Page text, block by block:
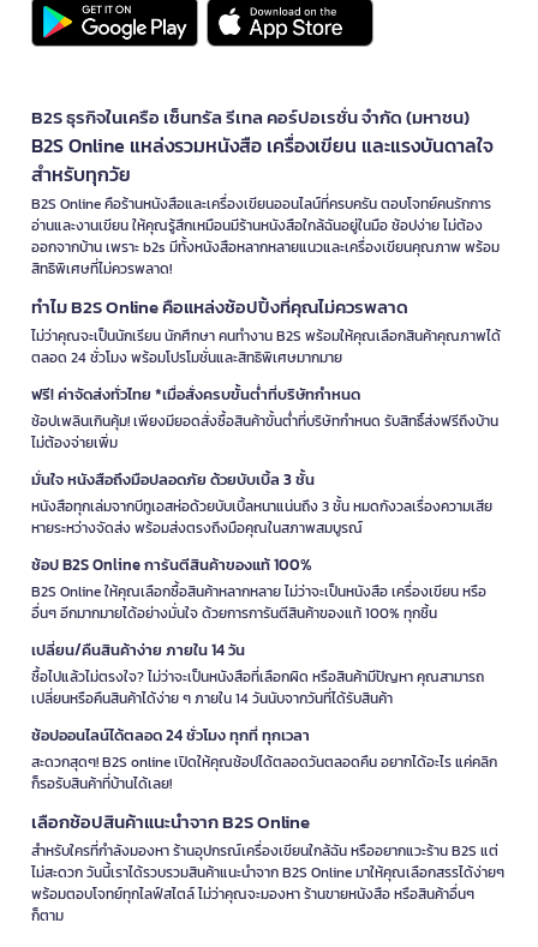
B2S ธุรกิจในเครือ เซ็นทรัล รีเทล คอร์ปอเรชั่น จำกัด (มหาชน)
B2S Online แหล่งรวมหนังสือ เครื่องเขียน และแรงบันดาลใจ
สำหรับทุกวัย
B2S Online คือร้านหนังสือและเครื่องเขียนออนไลน์ที่ครบครัน ตอบโจทย์คนรักการ
อ่านและงานเขียน ให้คุณรู้สึกเหมือนมีร้านหนังสือใกล้ฉันอยู่ในมือ ช้อปง่าย ไม่ต้อง
ออกจากบ้าน เพราะ b2s มีทั้งหนังสือหลากหลายแนวและเครื่องเขียนคุณภาพ พร้อม
สิทธิพิเศษที่ไม่ควรพลาด!
ทำไม B2S Online คือแหล่งช้อปปิ้งที่คุณไม่ควรพลาด
ไม่ว่าคุณจะเป็นนักเรียน นักศึกษา คนทำงาน B2S พร้อมให้คุณเลือกสินค้าคุณภาพได้
ตลอด 24 ชั่วโมง พร้อมโปรโมชั่นและสิทธิพิเศษมากมาย
ฟรี! ค่าจัดส่งทั่วไทย *เมื่อสั่งครบขั้นต่ำที่บริษัทกำหนด
ช้อปเพลินเกินคุ้ม! เพียงมียอดสั่งซื้อสินค้าขั้นต่ำที่บริษัทกำหนด รับสิทธิ์ส่งฟรีถึงบ้าน
ไม่ต้องจ่ายเพิ่ม
มั่นใจ หนังสือถึงมือปลอดภัย ด้วยบับเบิ้ล 3 ชั้น
หนังสือทุกเล่มจากบีทูเอสห่อด้วยบับเบิ้ลหนาแน่นถึง 3 ชั้น หมดกังวลเรื่องความเสีย
หายระหว่างจัดส่ง พร้อมส่งตรงถึงมือคุณในสภาพสมบูรณ์
ช้อป B2S Online การันตีสินค้าของแท้ 100%
B2S Online ให้คุณเลือกซื้อสินค้าหลากหลาย ไม่ว่าจะเป็นหนังสือ เครื่องเขียน หรือ
อื่นๆ อีกมากมายได้อย่างมั่นใจ ด้วยการการันตีสินค้าของแท้ 100% ทุกชิ้น
เปลี่ยน/คืนสินค้าง่าย ภายใน 14 วัน
ซื้อไปแล้วไม่ตรงใจ? ไม่ว่าจะเป็นหนังสือที่เลือกผิด หรือสินค้ามีปัญหา คุณสามารถ
เปลี่ยนหรือคืนสินค้าได้ง่าย ๆ ภายใน 14 วันนับจากวันที่ได้รับสินค้า
ช้อปออนไลน์ได้ตลอด 24 ชั่วโมง ทุกที่ ทุกเวลา
สะดวกสุดๆ! B2S online เปิดให้คุณช้อปได้ตลอดวันตลอดคืน อยากได้อะไร แค่คลิก
ก็รอรับสินค้าที่บ้านได้เลย!
เลือกช้อปสินค้าแนะนำจาก B2S Online
สำหรับใครที่กำลังมองหา ร้านอุปกรณ์เครื่องเขียนใกล้ฉัน หรืออยากแวะร้าน B2S แต่
ไม่สะดวก วันนี้เราได้รวบรวมสินค้าแนะนำจาก B2S Online มาให้คุณเลือกสรรได้ง่ายๆ
พร้อมตอบโจทย์ทุกไลฟ์สไตล์ ไม่ว่าคุณจะมองหา ร้านขายหนังสือ หรือสินค้าอื่นๆ
ก็ตาม